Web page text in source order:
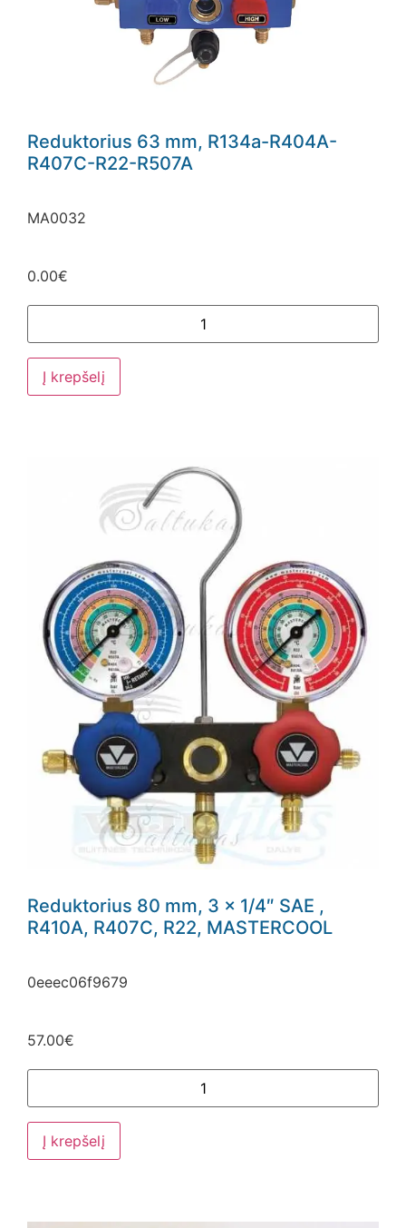
Reduktorius 63 mm, R134a-R404A-
R407C-R22-R507A
MA0032
0.00€
Į krepšelį
Reduktorius 80 mm, 3 x 1/4″ SAE ,
R410A, R407C, R22, MASTERCOOL
0eeec06f9679
57.00€
Į krepšelį